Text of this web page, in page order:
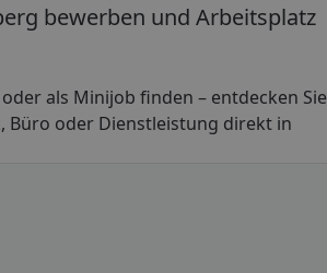
bewerben und Arbeitsplatz
als Minijob finden – entdecken Sie
Büro oder Dienstleistung direkt in